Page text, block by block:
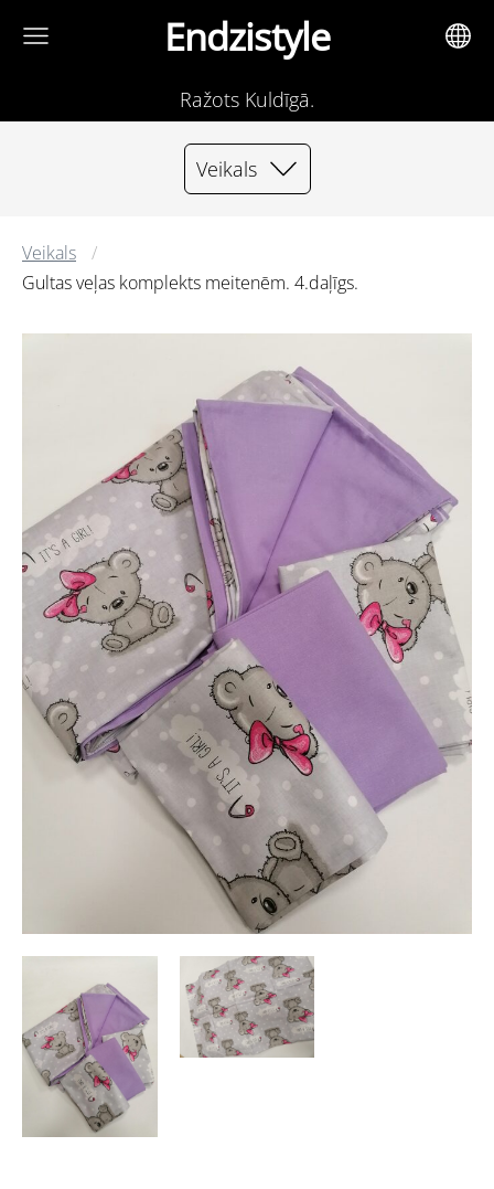
Endzistyle
Ražots Kuldīgā.
Veikals
Veikals
Gultas veļas komplekts meitenēm. 4.daļīgs.